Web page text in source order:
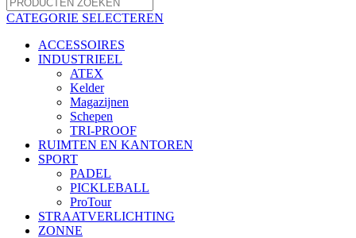
CATEGORIE SELECTEREN
ACCESSOIRES
INDUSTRIEEL
ATEX
Kelder
Magazijnen
Schepen
TRI-PROOF
RUIMTEN EN KANTOREN
SPORT
PADEL
PICKLEBALL
ProTour
STRAATVERLICHTING
ZONNE